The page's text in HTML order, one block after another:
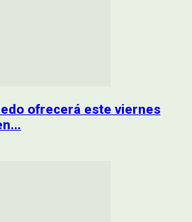
ofrecerá este viernes